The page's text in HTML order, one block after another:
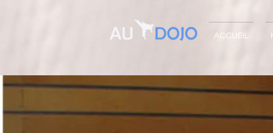
ACCUEIL